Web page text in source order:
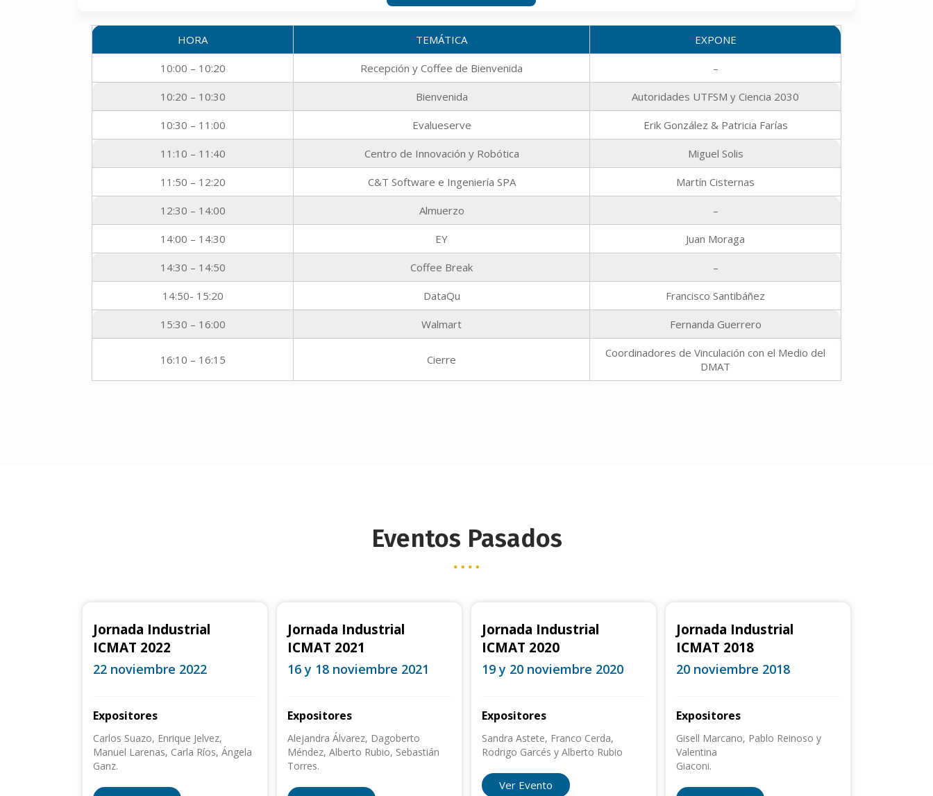
HORA TEMÁTICA EXPONE
10:00 – 10:20 Recepción y Coffee de Bienvenida –
10:20 – 10:30 Bienvenida Autoridades UTFSM y Ciencia 2030
10:30 – 11:00 Evalueserve Erik González & Patricia Farías
11:10 – 11:40 Centro de Innovación y Robótica Miguel Solis
11:50 – 12:20 C&T Software e Ingeniería SPA Martín Cisternas
12:30 – 14:00 Almuerzo –
14:00 – 14:30 EY Juan Moraga
14:30 – 14:50 Coffee Break –
14:50- 15:20 DataQu Francisco Santibáñez
15:30 – 16:00 Walmart Fernanda Guerrero
16:10 – 16:15 Cierre
Coordinadores de Vinculación con el Medio del
DMAT
Eventos Pasados
Jornada Industrial
ICMAT 2022
22 noviembre 2022
Expositores
Carlos Suazo, Enrique Jelvez,
Manuel Larenas, Carla Ríos, Ángela
Ganz.
Jornada Industrial
ICMAT 2021
16 y 18 noviembre 2021
Expositores
Alejandra Álvarez, Dagoberto
Méndez, Alberto Rubio, Sebastián
Torres.
Jornada Industrial
ICMAT 2020
19 y 20 noviembre 2020
Expositores
Sandra Astete, Franco Cerda,
Rodrigo Garcés y Alberto Rubio
Ver Evento
Jornada Industrial
ICMAT 2018
20 noviembre 2018
Expositores
Gisell Marcano, Pablo Reinoso y
Valentina
Giaconi.